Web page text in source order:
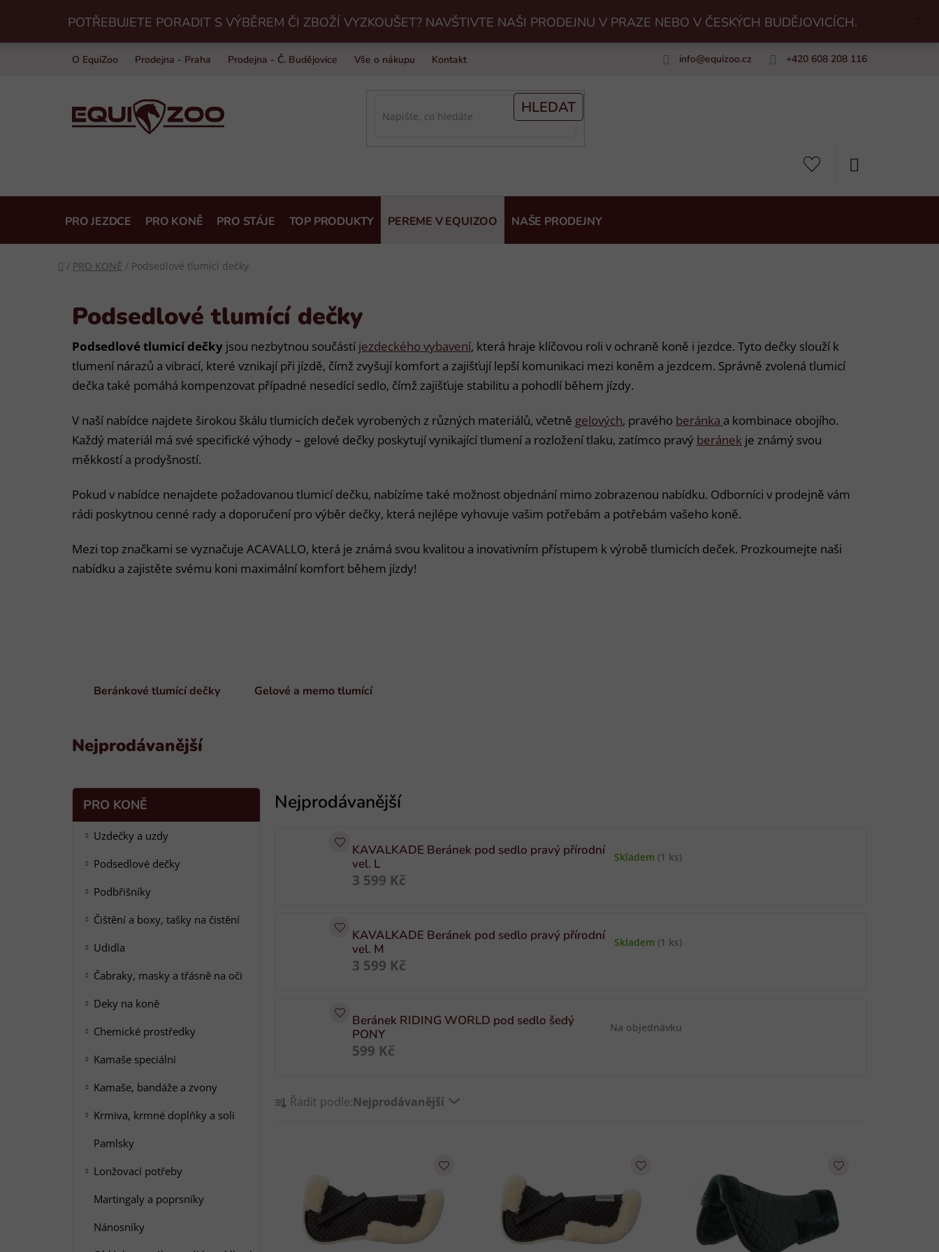
obsah
POTŘEBUJETE PORADIT S VÝBĚREM ČI ZBOŽÍ VYZKOUŠET? NAVŠTIVTE NAŠI PRODEJNU V PRAZE NEBO V ČESKÝCH BUDĚJOVICÍCH.
O EquiZoo Prodejna - Praha Prodejna - Č. Budějovice Vše o nákupu Kontakt info@equizoo.cz +420 608 208 116
HLEDAT
PRO JEZDCE PRO KONĚ PRO STÁJE TOP PRODUKTY PEREME V EQUIZOO NAŠE PRODEJNY
Domů
/ PRO KONĚ / Podsedlové tlumící dečky
Podsedlové tlumící dečky
Podsedlové tlumicí dečky jsou nezbytnou součástíjezdeckého vybavení, která hraje klíčovou roli v ochraně koně i jezdce. Tyto dečky slouží k
tlumení nárazů a vibrací, které vznikají při jízdě, čímž zvyšují komfort a zajišťují lepší komunikaci mezi koněm a jezdcem. Správně zvolená tlumicí
dečka také pomáhá kompenzovat případné nesedící sedlo, čímž zajišťuje stabilitu a pohodlí během jízdy.
V naší nabídce najdete širokou škálu tlumicích deček vyrobených z různých materiálů, včetně gelových, pravého beránka a kombinace obojího.
Každý materiál má své specifické výhody – gelové dečky poskytují vynikající tlumení a rozložení tlaku, zatímco pravý beránek je známý svou
měkkostí a prodyšností.
Pokud v nabídce nenajdete požadovanou tlumicí dečku, nabízíme také možnost objednání mimo zobrazenou nabídku. Odborníci v prodejně vám
rádi poskytnou cenné rady a doporučení pro výběr dečky, která nejlépe vyhovuje vašim potřebám a potřebám vašeho koně.
Mezi top značkami se vyznačuje ACAVALLO, která je známá svou kvalitou a inovativním přístupem k výrobě tlumicích deček. Prozkoumejte naši
nabídku a zajistěte svému koni maximální komfort během jízdy!
Beránkové tlumící dečky
Gelové a memo tlumící
Nejprodávanější
PPřeskočit
K
t
PRO KONĚ
Uzdečky a uzdy
Podsedlové dečky
Podbřišníky
Čištění a boxy, tašky na čistění
Udidla
Čabraky, masky a třásně na oči
Deky na koně
Chemické prostředky
Kamaše speciální
Kamaše, bandáže a zvony
Krmiva, krmné doplňky a soli
Pamlsky
Lonžovací potřeby
Martingaly a poprsníky
Nánosníky
KAVALKADE Beránek pod sedlo pravý přírodní
vel. L
Skladem (1 ks)
3 599 Kč
KAVALKADE Beránek pod sedlo pravý přírodní
vel. M
Skladem (1 ks)
3 599 Kč
Beránek RIDING WORLD pod sedlo šedý
PONY
Na objednávku
599 Kč
a Řadit podle:Nejprodávanější